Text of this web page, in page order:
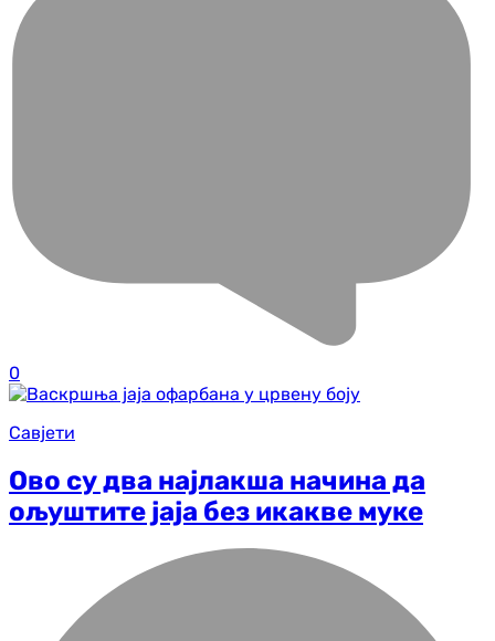
0
Савјети
Ово су два најлакша начина да
ољуштите јаја без икакве муке